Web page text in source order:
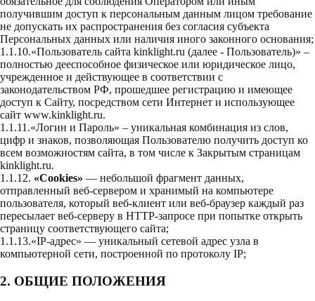
получившим доступ к персональным данным лицом требование
не допускать их распространения без согласия субъекта
Персональных данных или наличия иного законного основания;
1.1.10.«Пользователь сайта kinklight.ru (далее - Пользователь)» –
полностью дееспособное физическое или юридическое лицо,
учрежденное и действующее в соответствии с
законодательством РФ, прошедшее регистрацию и имеющее
доступ к Сайту, посредством сети Интернет и использующее
cайт www.kinklight.ru.
1.1.11.«Логин и Пароль» – уникальная комбинация из слов,
цифр и знаков, позволяющая Пользователю получить доступ ко
всем возможностям сайта, в том числе к Закрытым страницам
kinklight.ru.
1.1.12. «Cookies» — небольшой фрагмент данных,
отправленный веб-сервером и хранимый на компьютере
пользователя, который веб-клиент или веб-браузер каждый раз
пересылает веб-серверу в HTTP-запросе при попытке открыть
страницу соответствующего сайта;
1.1.13.«IP-адрес» — уникальный сетевой адрес узла в
компьютерной сети, построенной по протоколу IP;
2. ОБЩИЕ ПОЛОЖЕНИЯ